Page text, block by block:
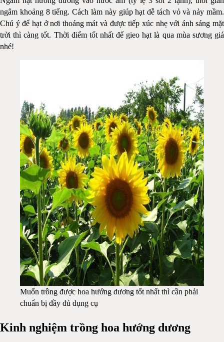
ngâm khoảng 8 tiếng. Cách làm này giúp hạt dễ tách vỏ và nảy mầm.
Chú ý để hạt ở nơi thoáng mát và được tiếp xúc nhẹ với ánh sáng mặt
trời thì càng tốt. Thời điểm tốt nhất để gieo hạt là qua mùa sương giá
nhé!
Muốn trồng được hoa hướng dương tốt nhất thì cần phải
chuẩn bị đầy đủ dụng cụ
Kinh nghiệm trồng hoa hướng dương